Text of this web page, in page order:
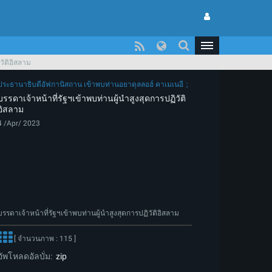
ติอิสลาม
ระธานาธิบดีอัฟกานิสถาน เข้าพบท่านอยาตุลลอฮ์ คาเมเนอี
รรดาเจ้าหน้าที่รัฐฯเข้าพบท่านผู้นำสูงสุดการปฏิวัติ
สลาม
/Apr/ 2023
รรดาเจ้าหน้าที่รัฐฯเข้าพบท่านผู้นำสูงสุดการปฏิวัติอิสลาม
[ จำนวนภาพ : 115 ]
พโหลดอัลบั่ม: zip